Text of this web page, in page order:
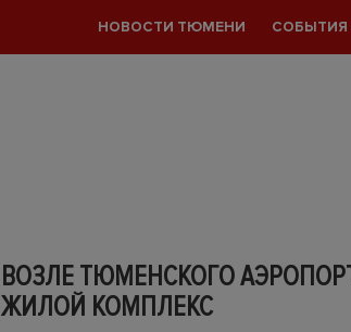
НОВОСТИ ТЮМЕНИ СОБЫТИЯ
ВОЗЛЕ ТЮМЕНСКОГО
ЖИЛОЙ КОМПЛЕКС